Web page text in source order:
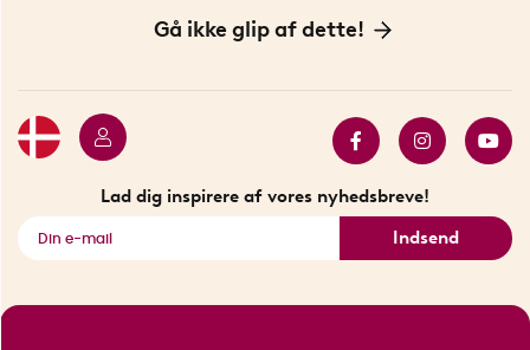
Vores historie
Opfindere
Gå ikke glip af dette!
Se alle smarte produkter
Lad dig inspirere af vores nyhedsbreve!
Indsend